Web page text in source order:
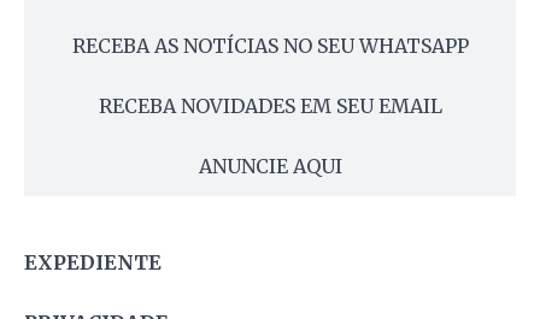
RECEBA AS NOTÍCIAS NO SEU WHATSAPP
RECEBA NOVIDADES EM SEU EMAIL
ANUNCIE AQUI
EXPEDIENTE